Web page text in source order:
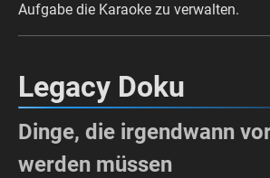
Aufgabe die Karaoke zu verwalten.
Legacy Doku
Dinge, die irgendwann
werden müssen